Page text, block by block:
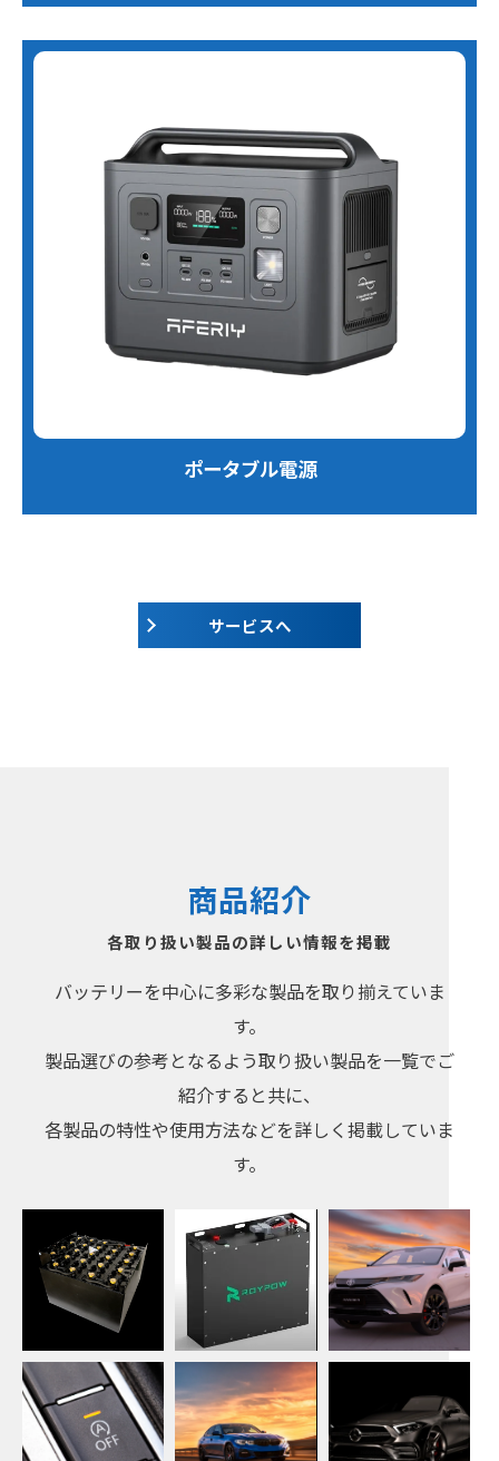
ポータブル電源
サービスへ
各取り扱い製品の詳しい情報を掲載
商品紹介
バッテリーを中心に多彩な製品を取り揃えていま
す。
製品選びの参考となるよう取り扱い製品を一覧でご
紹介すると共に、
各製品の特性や使用方法などを詳しく掲載していま
す。